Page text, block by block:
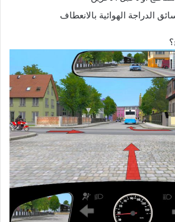
الدراجة الهوائية بالانعطاف